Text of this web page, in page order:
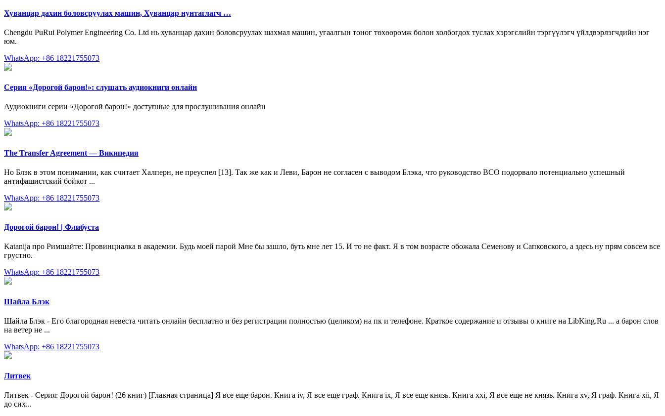
Хуванцар дахин боловсруулах машин, Хуванцар нунтаглагч …
Chengdu PuRui Polymer Engineering Co. Ltd нь хуванцар дахин боловсруулах шахмал машин, угаалгын тоног төхөөрөмж болон холбогдох туслах хэрэгслийн тэргүүлэгч үйлдвэрлэгчдийн нэг
юм.
WhatsApp: +86 18221755073
Cерия «Дорогой барон!»: слушать аудиокниги онлайн
Аудиокниги серии «Дорогой барон!» доступные для прослушивания онлайн
WhatsApp: +86 18221755073
The Transfer Agreement — Википедия
Но Блэк в этом понимании, как считает Халперн, не преуспел [13]. Так же как и Леви, Барон не согласен с выводом Блэка, что руководство ВСО подорвало потенциально успешный
антифашистский бойкот ...
WhatsApp: +86 18221755073
Дорогой барон! | Флибуста
Katanija про Римшайте: Провинциалка в академии. Будь моей парой Мне бы зашло, буть мне лет 15. И то не факт. Я в том возрасте обожала Семенову и Сапковского, а здесь ну прям совсем все
грустно.
WhatsApp: +86 18221755073
Шайла Блэк
Шайла Блэк - Его благородная невеста читать онлайн бесплатно и без регистрации полностью (целиком) на пк и телефоне. Краткое содержание и отзывы о книге на LibKing.Ru ... а барон слов
на ветер не ...
WhatsApp: +86 18221755073
Литвек
Литвек - Серия: Дорогой барон! (26 книг) [Главная страница] Я все еще барон. Книга iv, Я все еще граф. Книга ix, Я все еще князь. Книга xxi, Я все еще не князь. Книга xv, Я граф. Книга xii, Я
до сих...